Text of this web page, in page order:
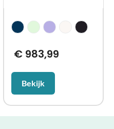
€ 983,99
Bekijk